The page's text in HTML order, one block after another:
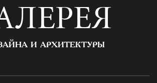
И АРХИТЕКТУРЫ